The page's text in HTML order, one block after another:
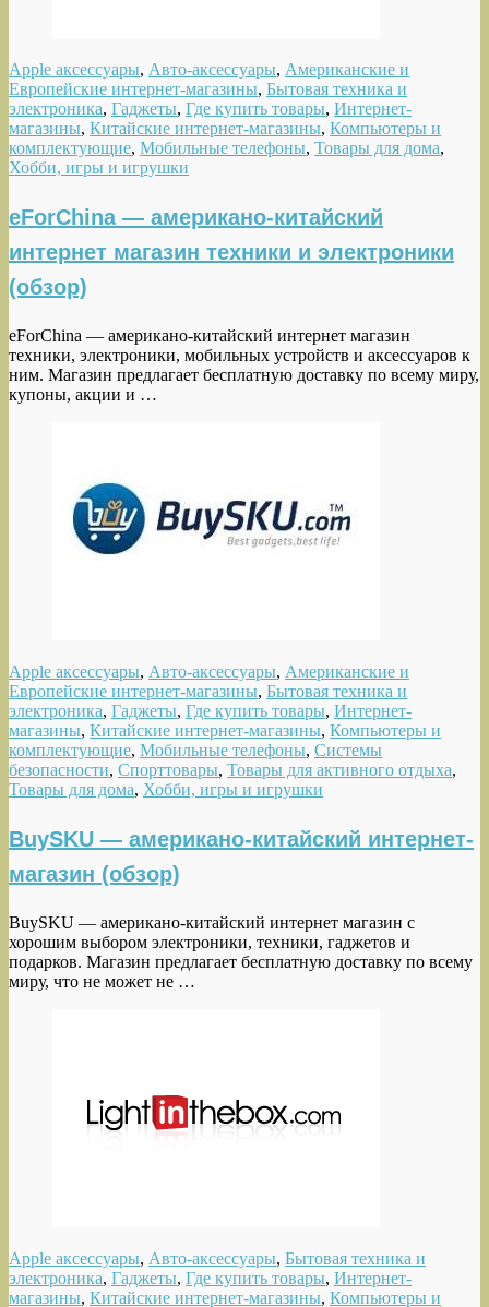
Apple аксессуары, Авто-аксессуары, Американские и
Европейские интернет-магазины, Бытовая техника и
электроника, Гаджеты, Где купить товары, Интернет-
магазины, Китайские интернет-магазины, Компьютеры и
комплектующие, Мобильные телефоны, Товары для дома,
Хобби, игры и игрушки
eForChina — американо-китайский
интернет магазин техники и электроники
(обзор)
eForChina — американо-китайский интернет магазин
техники, электроники, мобильных устройств и аксессуаров к
ним. Магазин предлагает бесплатную доставку по всему миру,
купоны, акции и …
Apple аксессуары, Авто-аксессуары, Американские и
Европейские интернет-магазины, Бытовая техника и
электроника, Гаджеты, Где купить товары, Интернет-
магазины, Китайские интернет-магазины, Компьютеры и
комплектующие, Мобильные телефоны, Системы
безопасности, Спорттовары, Товары для активного отдыха,
Товары для дома, Хобби, игры и игрушки
BuySKU — американо-китайский интернет-
магазин (обзор)
BuySKU — американо-китайский интернет магазин с
хорошим выбором электроники, техники, гаджетов и
подарков. Магазин предлагает бесплатную доставку по всему
миру, что не может не …
Apple аксессуары, Авто-аксессуары, Бытовая техника и
электроника, Гаджеты, Где купить товары, Интернет-
магазины, Китайские интернет-магазины, Компьютеры и